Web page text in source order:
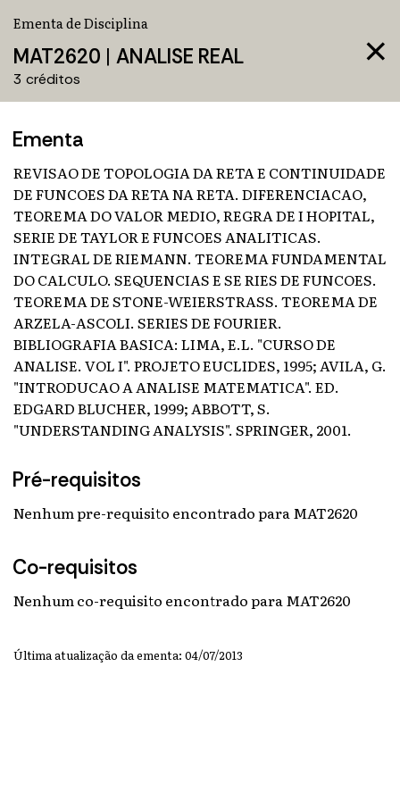
close
Ementa de Disciplina
MAT2620 | ANALISE REAL
3 créditos
Ementa
REVISAO DE TOPOLOGIA DA RETA E CONTINUIDADE
DE FUNCOES DA RETA NA RETA. DIFERENCIACAO,
TEOREMA DO VALOR MEDIO, REGRA DE I HOPITAL,
SERIE DE TAYLOR E FUNCOES ANALITICAS.
INTEGRAL DE RIEMANN. TEOREMA FUNDAMENTAL
DO CALCULO. SEQUENCIAS E SE RIES DE FUNCOES.
TEOREMA DE STONE-WEIERSTRASS. TEOREMA DE
ARZELA-ASCOLI. SERIES DE FOURIER.
BIBLIOGRAFIA BASICA: LIMA, E.L. "CURSO DE
ANALISE. VOL I". PROJETO EUCLIDES, 1995; AVILA, G.
"INTRODUCAO A ANALISE MATEMATICA". ED.
EDGARD BLUCHER, 1999; ABBOTT, S.
"UNDERSTANDING ANALYSIS". SPRINGER, 2001.
Pré-requisitos
Nenhum pre-requisito encontrado para MAT2620
Co-requisitos
Nenhum co-requisito encontrado para MAT2620
Última atualização da ementa: 04/07/2013